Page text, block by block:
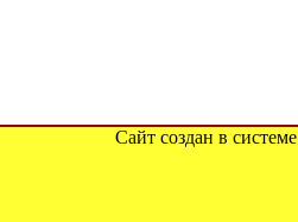
Сайт создан в системе